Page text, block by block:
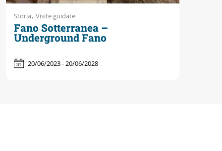
Storia, Visite guidate
Fano Sotterranea –
Underground Fano
20/06/2023 - 20/06/2028